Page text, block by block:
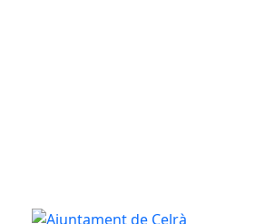
Ajuntament de Celrà